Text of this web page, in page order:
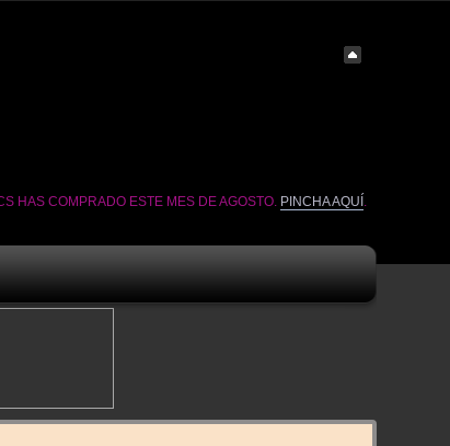
HAS COMPRADO ESTE MES DE AGOSTO. PINCHA AQUÍ